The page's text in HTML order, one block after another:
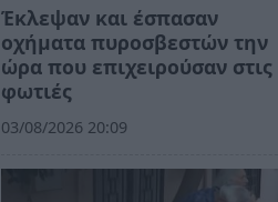
Έκλεψαν και έσπασαν
οχήματα πυροσβεστών την
ώρα που επιχειρούσαν στις
φωτιές
03/08/2026 20:09